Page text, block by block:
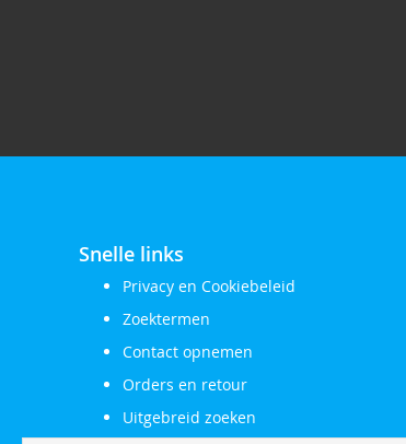
Snelle links
Privacy en Cookiebeleid
Zoektermen
Contact opnemen
Orders en retour
Uitgebreid zoeken